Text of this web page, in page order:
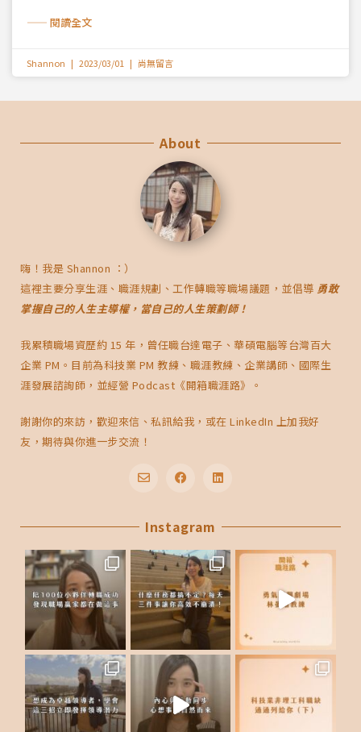
—— 閱讀全文
Shannon 2023/03/01 尚無留言
About
嗨！我是 Shannon ：）
這裡主要分享生涯、職涯規劃、工作轉職等職場議題，並倡導 勇敢
掌握自己的人生主導權，當自己的人生策劃師！
我累積職場資歷約 15 年，曾任職台達電子、華碩電腦等台灣百大
企業 PM。目前為科技業 PM 教練、職涯教練、企業講師、國際生
涯發展諮詢師，並經營 Podcast《開箱職涯路》。
謝謝你的來訪，歡迎來信、私訊給我，或在 LinkedIn 上加我好
友，期待與你進一步交流！
e
l
o
p
e
F
e
b
o
o
k
L
k
d
i
n
Instagram